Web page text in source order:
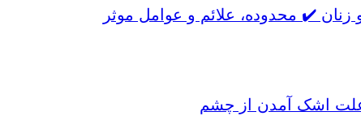
✔️ محدوده، علائم و عوامل موثر
اشک آمدن از چشم